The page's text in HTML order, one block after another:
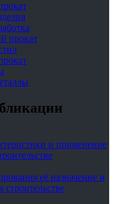
прокат
и применение
её назначение и